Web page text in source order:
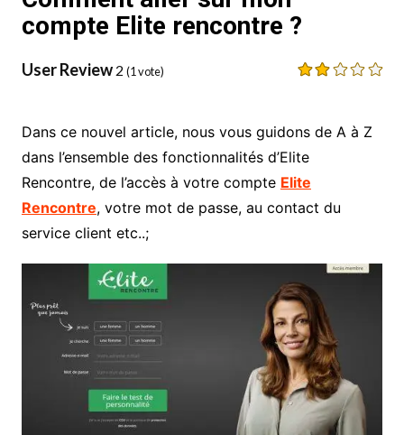
compte Elite rencontre ?
User Review 2 (1 vote)
Dans ce nouvel article, nous vous guidons de A à Z
dans l’ensemble des fonctionnalités d’Elite
Rencontre, de l’accès à votre compte Elite
Rencontre, votre mot de passe, au contact du
service client etc..;